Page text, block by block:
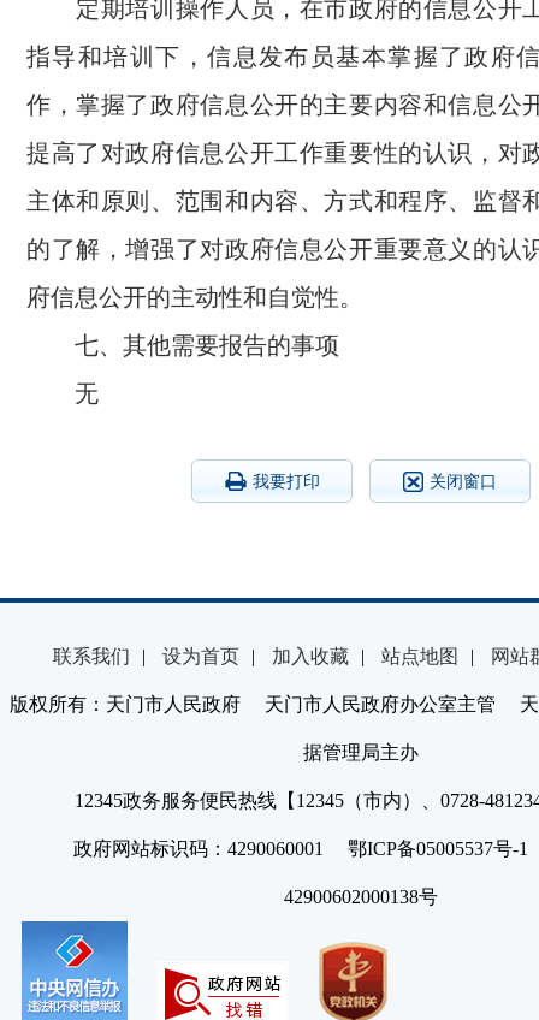
定期培训操作人员，在市政府的信息公开
指导和培训下，信息发布员基本掌握了政府
作，掌握了政府信息公开的主要内容和信息公
提高了对政府信息公开工作重要性的认识，对
主体和原则、范围和内容、方式和程序、监督
的了解，增强了对政府信息公开重要意义的认
府信息公开的主动性和自觉性。
七、其他需要报告的事项
无
我要打印 关闭窗口
联系我们 | 设为首页 | 加入收藏 | 站点地图 | 网站
版权所有：天门市人民政府 天门市人民政府办公室主管 天
据管理局主办
12345政务服务便民热线【12345（市内）、0728-
政府网站标识码：4290060001 鄂ICP备05005537号
42900602000138号